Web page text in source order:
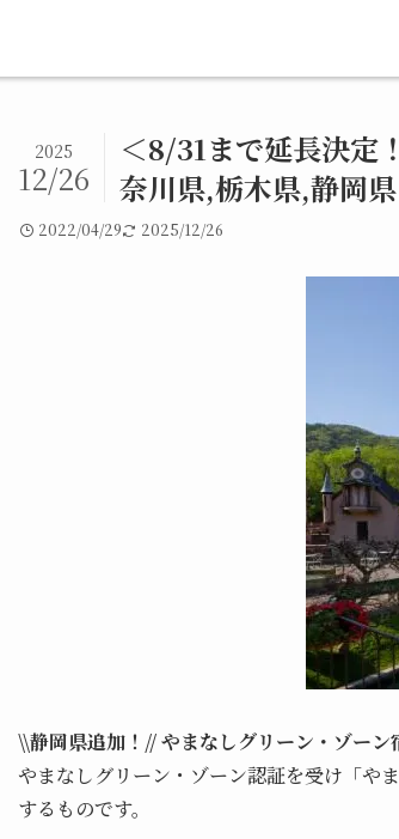
＜8/31まで延長決定
奈川県,栃木県,静岡
2025
12/26
2022/04/29 2025/12/26
\\静岡県追加！// やまなしグリーン・ゾーン
やまなしグリーン・ゾーン認証を受け「や
するものです。